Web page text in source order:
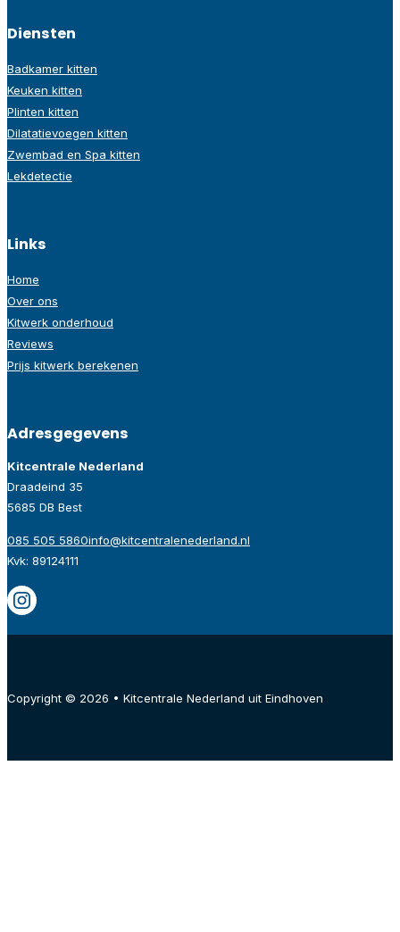
Diensten
Badkamer kitten
Keuken kitten
Plinten kitten
Dilatatievoegen kitten
Zwembad en Spa kitten
Lekdetectie
Links
Home
Over ons
Kitwerk onderhoud
Reviews
Prijs kitwerk berekenen
Adresgegevens
Kitcentrale Nederland
Draadeind 35
5685 DB Best
085 505 5860info@kitcentralenederland.nl
Kvk: 89124111
Copyright © 2026 • Kitcentrale Nederland uit Eindhoven